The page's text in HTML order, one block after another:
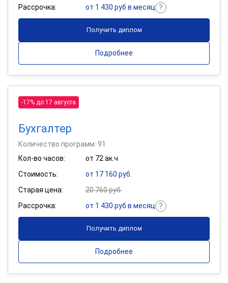
Рассрочка:
от 1 430 руб в месяц
Получить диплом
Подробнее
-17% до 17 августа
Бухгалтер
Количество программ: 91
Кол-во часов:
от 72 ак.ч
Стоимость:
от 17 160 руб.
Старая цена:
20 760 руб.
Рассрочка:
от 1 430 руб в месяц
Получить диплом
Подробнее